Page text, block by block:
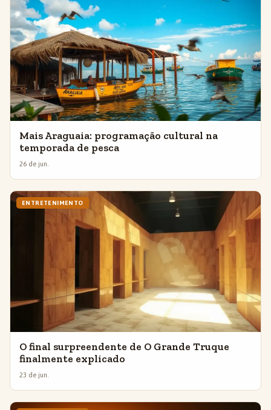
Mais Araguaia: programação cultural na
temporada de pesca
26 de jun.
ENTRETENIMENTO
O final surpreendente de O Grande Truque
finalmente explicado
23 de jun.